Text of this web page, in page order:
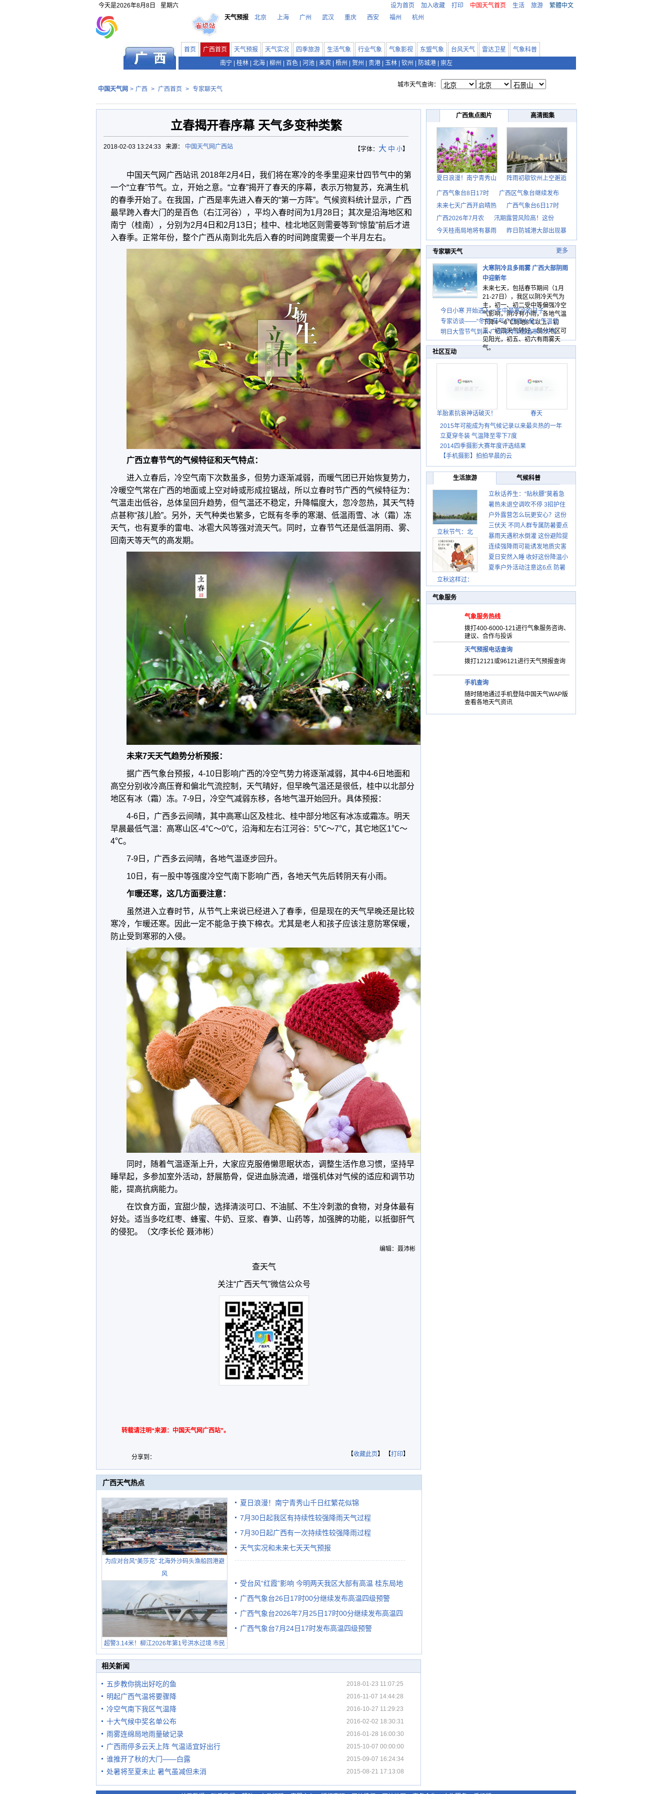
今天是2026年8月8日 星期六 设为首页 加入收藏 打印 中国天气首页 生活 旅游
繁體中文
天气预报
北京 上海 广州 武汉 重庆 西安 福州 杭州
首页 广西首页 天气预报 天气实况 四季旅游 生活气象 行业气象 气象影视 东盟气象 台风天气 雷达卫星
气象科普
南宁
桂林 北海 柳州 百色 河池 来宾 梧州 贺州 贵港 玉林 钦州 防城港 崇左
中国天气网 > 广西 > 广西首页 > 专家聊天气
城市天气查询：
立春揭开春序幕 天气多变种类繁
【字体： 大 中 小】
2018-02-03 13:24:33 来源： 中国天气网广西站
中国天气网广西站讯 2018年2月4日，我们将在寒冷的冬季里迎来廿四节气中的第
一个“立春”节气。立，开始之意。“立春”揭开了春天的序幕，表示万物复苏，充满生机
的春季开始了。在我国，广西是率先进入春天的“第一方阵”。气候资料统计显示，广西
最早跨入春大门的是百色（右江河谷），平均入春时间为1月28日；其次是沿海地区和
南宁（桂南），分别为2月4日和2月13日；桂中、桂北地区则需要等到“惊蛰”前后才进
入春季。正常年份，整个广西从南到北先后入春的时间跨度需要一个半月左右。
广西立春节气的气候特征和天气特点：
进入立春后，冷空气南下次数虽多，但势力逐渐减弱，而暖气团已开始恢复势力，
冷暖空气常在广西的地面或上空对峙或形成拉锯战，所以立春时节广西的气候特征为：
气温走出低谷，总体呈回升趋势，但气温还不稳定，升降幅度大，忽冷忽热，其天气特
点甚称“孩儿脸”。另外，天气种类也繁多，它既有冬季的寒潮、低温雨雪、冰（霜）冻
天气，也有夏季的雷电、冰雹大风等强对流天气。同时，立春节气还是低温阴雨、雾、
回南天等天气的高发期。
未来7天天气趋势分析预报：
据广西气象台预报，4-10日影响广西的冷空气势力将逐渐减弱，其中4-6日地面和
高空分别收冷高压脊和偏北气流控制，天气晴好，但早晚气温还是很低，桂中以北部分
地区有冰（霜）冻。7-9日，冷空气减弱东移，各地气温开始回升。具体预报：
4-6日，广西多云间晴，其中高寒山区及桂北、桂中部分地区有冰冻或霜冻。明天
早晨最低气温：高寒山区-4℃～0℃，沿海和左右江河谷：5℃～7℃，其它地区1℃～
4℃。
7-9日，广西多云间晴，各地气温逐步回升。
10日，有一股中等强度冷空气南下影响广西，各地天气先后转阴天有小雨。
乍暖还寒，这几方面要注意：
虽然进入立春时节，从节气上来说已经进入了春季，但是现在的天气早晚还是比较
寒冷，乍暖还寒。因此一定不能急于换下棉衣。尤其是老人和孩子应该注意防寒保暖，
防止受到寒邪的入侵。
同时，随着气温逐渐上升，大家应克服倦懒思眠状态，调整生活作息习惯，坚持早
睡早起，多参加室外活动，舒展筋骨，促进血脉流通，增强机体对气候的适应和调节功
能，提高抗病能力。
在饮食方面，宜甜少酸，选择清淡可口、不油腻、不生冷刺激的食物，对身体最有
好处。适当多吃红枣、蜂蜜、牛奶、豆浆、春笋、山药等，加强脾的功能，以抵御肝气
的侵犯。（文/李长伦 聂沛彬）
编辑：聂沛彬
查天气
关注“广西天气”微信公众号
转载请注明“来源：中国天气网广西站”。
分享到： 【收藏此页】 【打印】
广西天气热点
为应对台风“美莎克” 北海外沙码头渔船回港避
风
超警3.14米！柳江2026年第1号洪水过境 市民
在堤岸见证汛况
夏日浪漫！南宁青秀山千日红繁花似锦
7月30日起我区有持续性较强降雨天气过程
7月30日起广西有一次持续性较强降雨过程
天气实况和未来七天天气预报
受台风“红霞”影响 今明两天我区大部有高温 桂东局地
有较强降雨
广西气象台26日17时00分继续发布高温四级预警
广西气象台2026年7月25日17时00分继续发布高温四
级预警
广西气象台7月24日17时发布高温四级预警
相关新闻
五步教你挑出好吃的鱼 2018-01-23 11:07:25
明起广西气温将要骤降 2016-11-07 14:44:28
冷空气南下我区气温降 2016-10-27 11:29:23
十大气候中奖名单公布 2016-02-02 18:30:31
雨雾连绵局地雨量破记录 2016-01-28 16:00:30
广西雨停多云天上阵 气温适宜好出行 2015-10-07 00:00:00
谁推开了秋的大门——白露 2015-09-07 16:24:34
处暑将至夏未止 暑气虽减但未消 2015-08-21 17:13:08
广西焦点图片 高清图集
夏日浪漫！南宁青秀山 阵雨初歇钦州上空邂逅
广西气象台8日17时
广西区气象台继续发布
未来七天广西开启晴热
广西气象台6日17时
广西2026年7月农
汛期露营风险高！这份
今天桂南局地将有暴雨
昨日防城港大部出现暴
专家聊天气 更多
大寒阴冷且多雨雾 广西大部阴雨
中迎新年
未来七天，包括春节期间（1月
21-27日），我区以阴冷天气为
主，初一、初二受中等偏强冷空
气影响，阴冷有小雨，各地气温
下降4～6℃局地8℃以上，初
三、初四天气转好，部分地区可
见阳光，初五、初六有雨雾天
气。
今日小寒 开始进入一年中最寒冷的日子
专家访谈——“冬至”节气广西雨水偏少气温低
明日大雪节气到来 广西将持续低温寒冷天气
社区互动
羊胎素抗衰神话破灭！
春天
2015年可能成为有气候记录以来最炎热的一年
立夏穿冬装 气温降至零下7度
2014四季摄影大赛年度评选结果
【手机摄影】拍拍早晨的云
生活旅游 气候科普
立秋节气：北
立秋这样过：
立秋话养生：“贴秋膘”莫着急
先清暑再防燥
暑热未退空调吹不停 3招护住
肩颈不酸痛
户外露营怎么玩更安心？这份
攻略请收好
三伏天 不同人群专属防暑要点
请收好
暴雨天遇积水倒灌 这份避险提
示请收好
连续强降雨可能诱发地质灾害
这些前兆要知道
夏日安然入睡 收好这份降温小
贴士
夏季户外活动注意这6点 防暑
气象服务
气象服务热线
拨打400-6000-121进行气象服务咨询、
建议、合作与投诉
天气预报电话查询
拨打12121或96121进行天气预报查询
手机查询
随时随地通过手机登陆中国天气WAP版
查看各地天气资讯